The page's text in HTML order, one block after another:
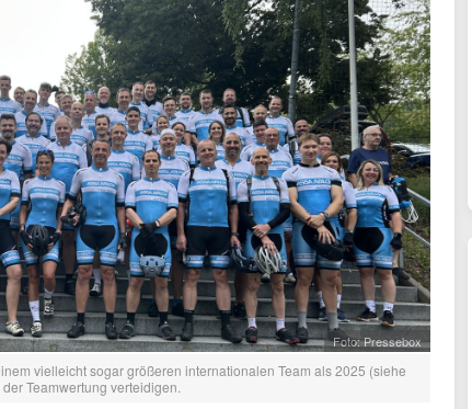
Foto: Pressebox
vielleicht sogar größeren internationalen Team als 2025 (siehe
Teamwertung verteidigen.